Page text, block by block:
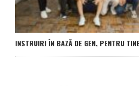
INSTRUIRI ÎN BAZĂ DE GEN, PENTRU